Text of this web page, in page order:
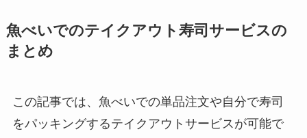
魚べいでのテイクアウト寿司サービスの
まとめ
この記事では、魚べいでの単品注文や自分で寿司
をパッキングするテイクアウトサービスが可能で